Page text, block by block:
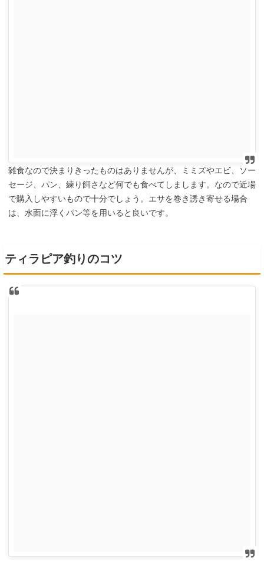
雑食なので決まりきったものはありませんが、ミミズやエビ、ソー
セージ、パン、練り餌さなど何でも食べてしまします。なので近場
で購入しやすいもので十分でしょう。エサを巻き誘き寄せる場合
は、水面に浮くパン等を用いると良いです。
ティラピア釣りのコツ